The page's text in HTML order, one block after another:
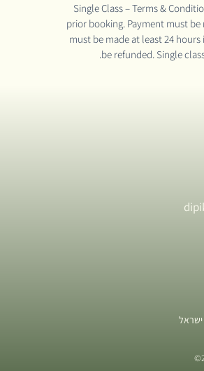
Single Class – Terms &
prior booking. Payment must
must be made at least 24
be refunded. Single